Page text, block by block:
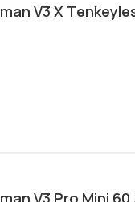
V3 X
V3 Pro Mini